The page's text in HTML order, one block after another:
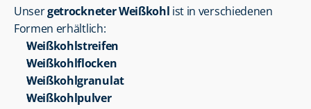
Unser getrockneter Weißkohl ist in verschiedenen
Formen erhältlich:
Weißkohlstreifen
Weißkohlflocken
Weißkohlgranulat
Weißkohlpulver